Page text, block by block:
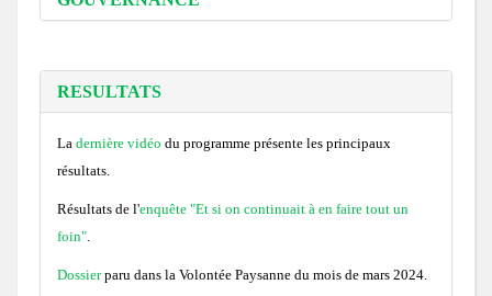
RESULTATS
La dernière vidéo du programme présente les principaux
résultats.
Résultats de l'enquête "Et si on continuait à en faire tout un
foin".
Dossierparu dans la Volontée Paysanne du mois de mars 2024.